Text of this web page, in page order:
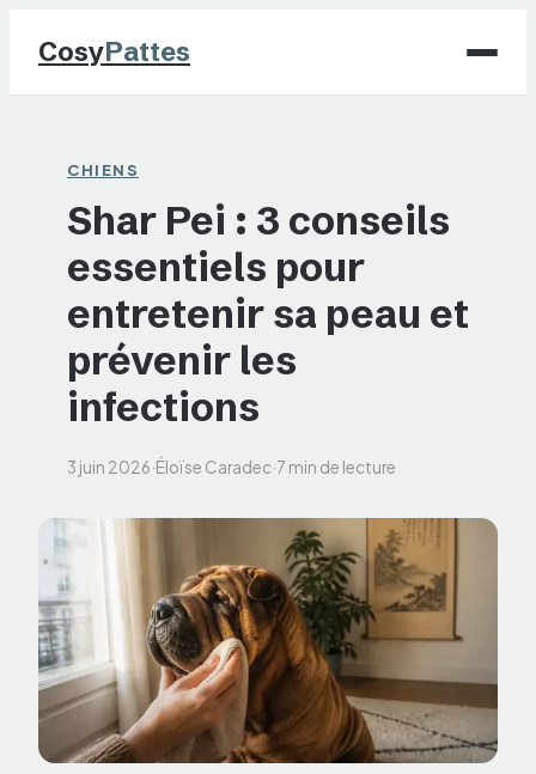
CosyPattes
Chats
NAC
Maison
Jardinage
CHIENS
Shar Pei : 3 conseils
essentiels pour
entretenir sa peau et
prévenir les
infections
3 juin 2026·Éloïse Caradec·7 min de lecture